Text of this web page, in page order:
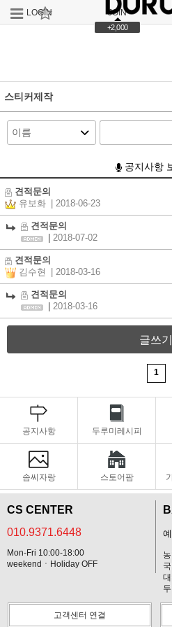
LOGIN JOIN
+2,000
스티커제작
공지사항
견적문의
유보화
| 2018-06-23
견적문의
2018-07-02
견적문의
김수현
| 2018-03-16
견적문의
2018-03-16
글쓰기
1
공지사항 두루미레시피
솜씨자랑 스토어팜
CS CENTER
010.9371.6448
Mon-Fri 10:00-18:00
weekendㆍHoliday OFF
고객센터 연결